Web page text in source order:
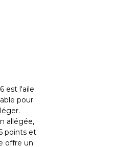
est l'aile
pour
allégée,
points et
offre un